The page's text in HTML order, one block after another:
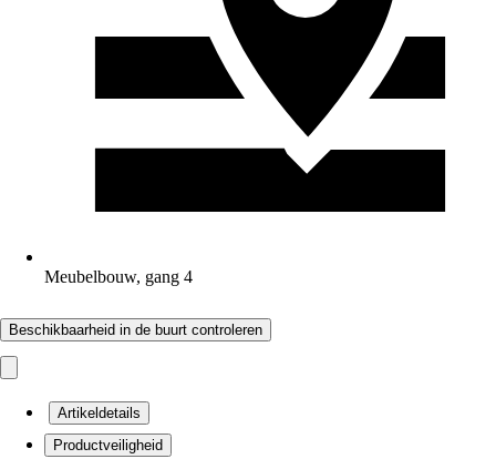
Meubelbouw, gang 4
Beschikbaarheid in de buurt controleren
Artikeldetails
Productveiligheid